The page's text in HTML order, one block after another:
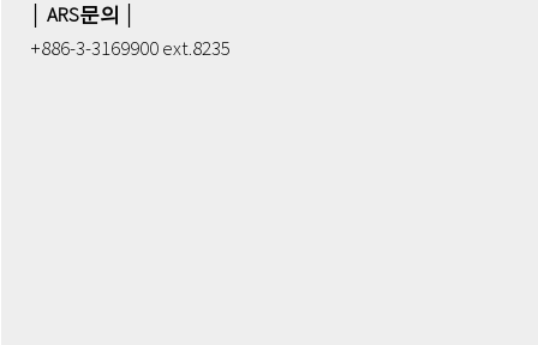
│ ARS문의 │
+886-3-3169900 ext.8235